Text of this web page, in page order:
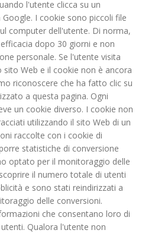
l'utente clicca su un
I cookie sono piccoli file
computer dell'utente. Di norma,
dopo 30 giorni e non
personale. Se l'utente visita
Web e il cookie non è ancora
riconoscere che ha fatto clic su
a questa pagina. Ogni
un cookie diverso. I cookie non
utilizzando il sito Web di un
raccolte con i cookie di
statistiche di conversione
optato per il monitoraggio delle
il numero totale di utenti
e sono stati reindirizzati a
delle conversioni.
che consentano loro di
Qualora l'utente non